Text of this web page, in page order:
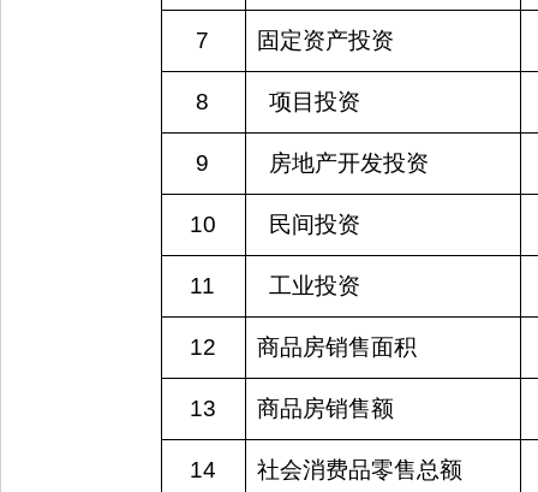
7 固定资产投资
8 项目投资
9 房地产开发投资
10 民间投资
11 工业投资
12 商品房销售面积
13 商品房销售额
14 社会消费品零售总额